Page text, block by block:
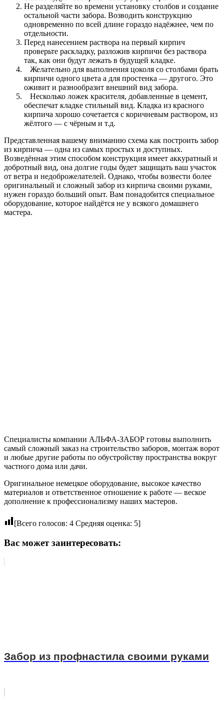
Не разделяйте во времени установку столбов и создание
остальной части забора. Возводить конструкцию
одновременно по всей длине гораздо надёжнее, чем по
отдельности.
Перед нанесением раствора на первый кирпич
проверьте раскладку, разложив кирпичи без раствора
так, как они будут лежать в будущей кладке.
Желательно для выполнения цоколя со столбами брать
кирпичи одного цвета а для простенка ― другого. Это
оживит и разнообразит внешний вид забора.
Несколько ложек красителя, добавленные в цемент,
обеспечат кладке стильный вид. Кладка из красного
кирпича хорошо сочетается с коричневым раствором, из
жёлтого ― с чёрным и т.д.
Представленная вашему вниманию схема как построить забор
из кирпича ― одна из самых простых и доступных.
Возведённая этим способом конструкция имеет аккуратный и
добротный вид, она долгие годы будет защищать ваш участок
от ветра и недоброжелателей. Однако, чтобы возвести более
оригинальный и сложный забор из кирпича своими руками,
нужен гораздо больший опыт. Вам понадобится специальное
оборудование, которое найдётся не у всякого домашнего
мастера.
Специалисты компании АЛЬФА-ЗАБОР готовы выполнить
самый сложный заказ на строительство заборов, монтаж ворот
и любые другие работы по обустройству пространства вокруг
частного дома или дачи.
Оригинальное немецкое оборудование, высокое качество
материалов и ответственное отношение к работе ― веское
дополнение к профессионализму наших мастеров.
[Всего голосов: 4 Средняя оценка: 5]
Вас может заинтересовать:
Забор из профнастила своими руками